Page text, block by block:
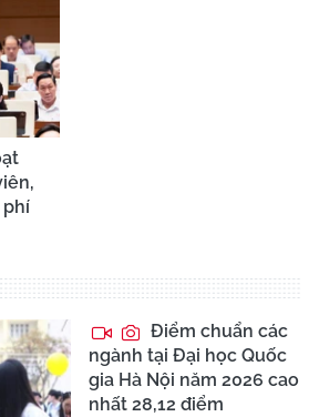
phí
Điểm chuẩn các
ngành tại Đại học Quốc
gia Hà Nội năm 2026 cao
nhất 28,12 điểm